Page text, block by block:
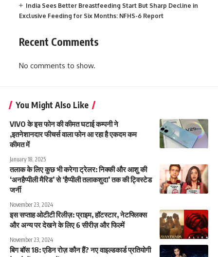
India Sees Better Breastfeeding Start But Sharp Decline in
Exclusive Feeding for Six Months: NFHS-6 Report
Recent Comments
No comments to show.
You Might Also Like
VIVO के इस फोन की कीमत घटाई कम्पनी ने
,इतनेशानदार फीचर्स वाला फोन आ रहा है एकदम कम
कीमत में
January 18, 2025
तलाक के लिए कुछ भी करेगा ट्रेलर: निक्की और आशु की
‘अनहैप्पीली मैरिड’ से ‘हैप्पीली तलाकशुदा’ तक की ट्विस्टेड
जर्नी
November 23, 2024
इस सप्ताह ओटीटी रिलीज़: प्राइम, हॉटस्टार, नेटफ्लिक्स
और अन्य पर देखने के लिए 6 सीरीज़ और फिल्में
November 23, 2024
बिग बॉस 18: एडिन रोज़ कौन हैं? नए वाइल्डकार्ड प्रतियोगी